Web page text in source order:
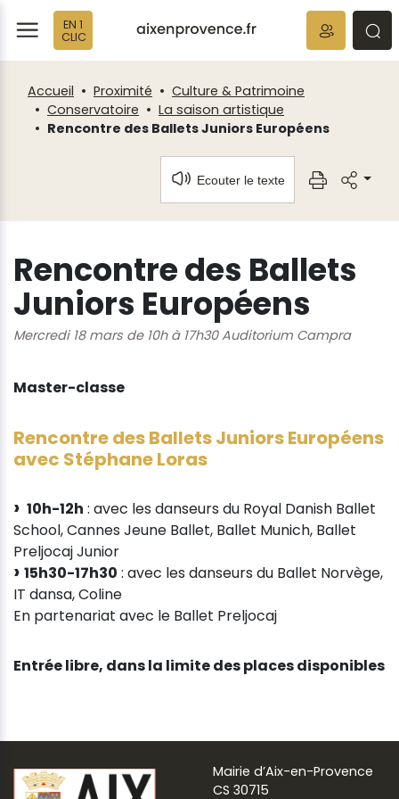
EN 1
CLIC
Accueil Proximité
Culture & Patrimoine
Conservatoire
La saison artistique
Rencontre des Ballets Juniors Européens
Ecouter le texte
Rencontre des Ballets
Juniors Européens
Mercredi 18 mars de 10h à 17h30 Auditorium Campra
Master-classe
Rencontre des Ballets Juniors Européens
avec Stéphane Loras
10h-12h : avec les danseurs du Royal Danish Ballet
School, Cannes Jeune Ballet, Ballet Munich, Ballet
Preljocaj Junior
15h30-17h30 : avec les danseurs du Ballet Norvège,
IT dansa, Coline
En partenariat avec le Ballet Preljocaj
Entrée libre, dans la limite des places disponibles
Mairie d’Aix-en-Provence
CS 30715
Fenêtre
de
chat
Panneau de gestion des cookies